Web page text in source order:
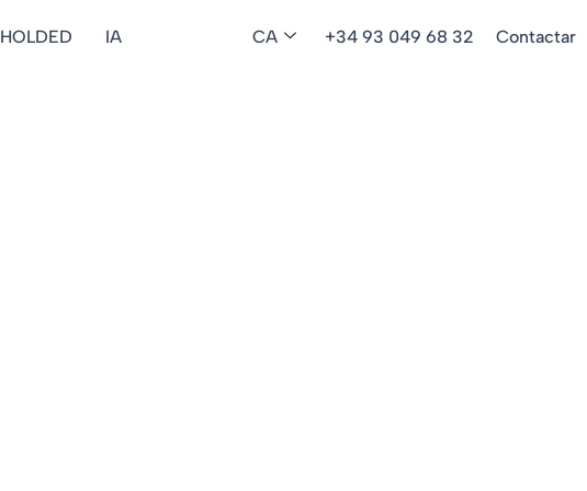
HOLDED IA CA +34 93 049 68 32 Contactar